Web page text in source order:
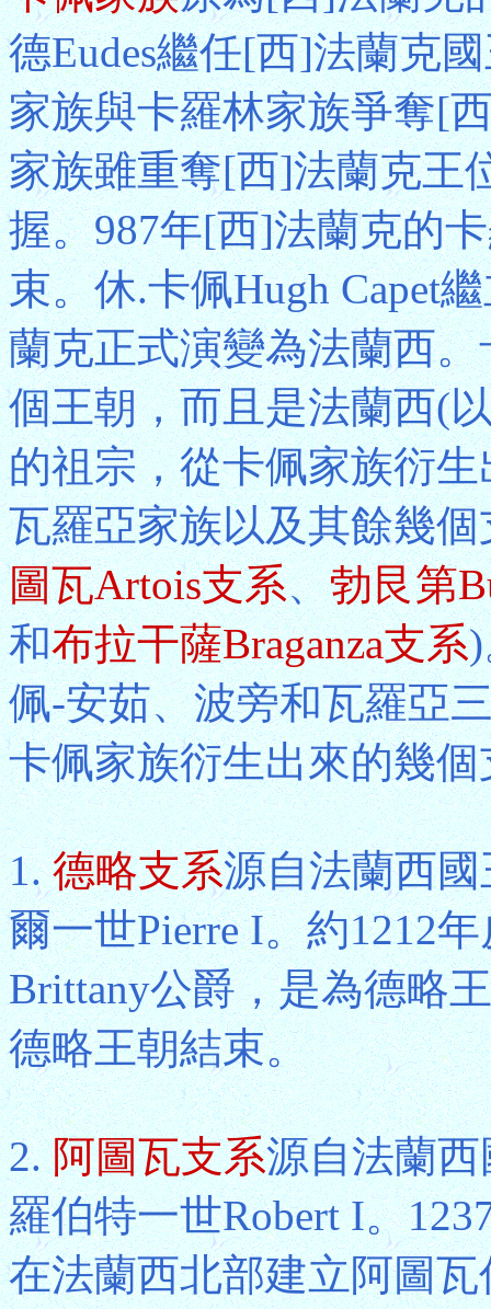
德Eudes繼任[西]法蘭克
家族與卡羅林家族爭奪[
家族雖重奪[西]法蘭克王
握。987年[西]法蘭克的
束。休.卡佩Hugh Capet
蘭克正式演變為法蘭西
個王朝，而且是法蘭西(
的祖宗，從卡佩家族衍
瓦羅亞家族以及其餘幾
圖瓦Artois支系、勃艮第
和布拉干薩Braganza支系
佩-安茹、波旁和瓦羅亞
卡佩家族衍生出來的幾
1.德略支系源自法蘭西
爾一世Pierre I。約1212
Brittany公爵，是為德略
德略王朝結束。
2.阿圖瓦支系源自法蘭
羅伯特一世Robert I。
在法蘭西北部建立阿圖